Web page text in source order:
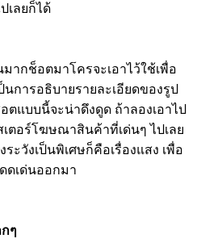
เลยก็ได้
ากช็อตมาโครจะเอาไว้ใช้เพื่อ
การอธิบายรายละเอียดของรูป
แบบนี้จะน่าดึงดูด ถ้าลองเอาไป
ตอร์โฆษณาสินค้าที่เด่นๆ ไปเลย
ะวังเป็นพิเศษก็คือเรื่องแสง เพื่อ
ดเด่นออกมา
ๆ